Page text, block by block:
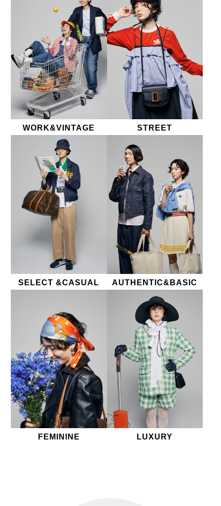
WORK&VINTAGE STREET
SELECT &CASUAL AUTHENTIC&BASIC
FEMININE LUXURY